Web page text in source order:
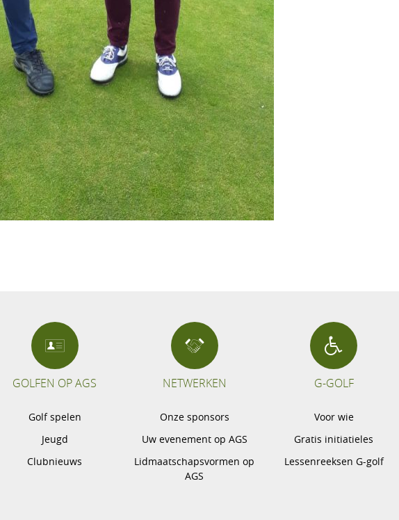
GOLFEN OP AGS
Golf spelen
Jeugd
Clubnieuws
NETWERKEN
Onze sponsors
Uw evenement op AGS
Lidmaatschapsvormen op
AGS
G-GOLF
Voor wie
Gratis initiatieles
Lessenreeksen G-golf